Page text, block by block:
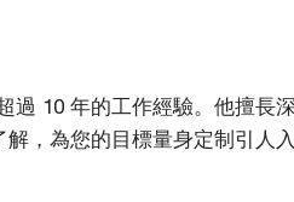
10 年的工作經驗。他擅長
，為您的目標量身定制引人